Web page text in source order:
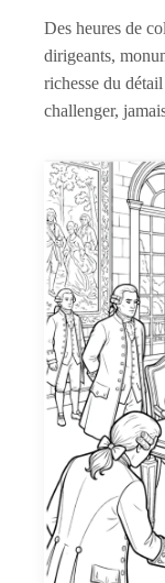
Des heures de
dirigeants,
richesse du
challenger,